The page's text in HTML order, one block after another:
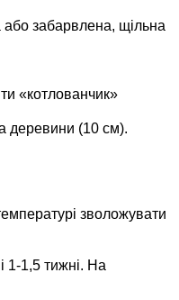
або забарвлена, щільна
«котлованчик»
деревини (10 см).
зволожувати
1-1,5 тижні. На